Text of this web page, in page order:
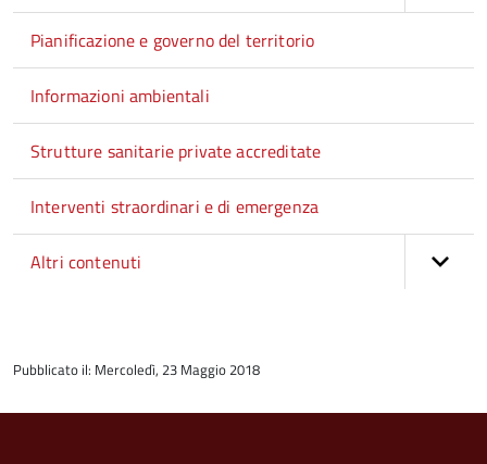
Pianificazione e governo del territorio
Informazioni ambientali
Strutture sanitarie private accreditate
Interventi straordinari e di emergenza
Altri contenuti
del
Pubblicato il: Mercoledì, 23 Maggio 2018